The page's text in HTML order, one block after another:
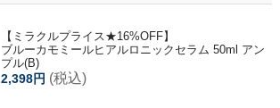
【ミラクルプライス★16%OFF】
ブルーカモミールヒアルロニックセラム 50ml アン
プル(B)
2,398円 (税込)